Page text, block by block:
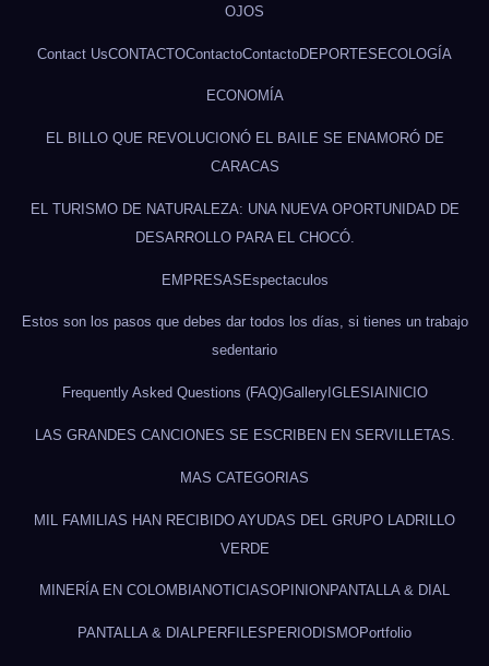
OJOS
Contact UsCONTACTOContactoContactoDEPORTESECOLOGÍA
ECONOMÍA
EL BILLO QUE REVOLUCIONÓ EL BAILE SE ENAMORÓ DE
CARACAS
EL TURISMO DE NATURALEZA: UNA NUEVA OPORTUNIDAD DE
DESARROLLO PARA EL CHOCÓ.
EMPRESASEspectaculos
Estos son los pasos que debes dar todos los días, si tienes un trabajo
sedentario
Frequently Asked Questions (FAQ)GalleryIGLESIAINICIO
LAS GRANDES CANCIONES SE ESCRIBEN EN SERVILLETAS.
MAS CATEGORIAS
MIL FAMILIAS HAN RECIBIDO AYUDAS DEL GRUPO LADRILLO
VERDE
MINERÍA EN COLOMBIANOTICIASOPINION PANTALLA & DIAL
PANTALLA & DIALPERFILES PERIODISMOPortfolio